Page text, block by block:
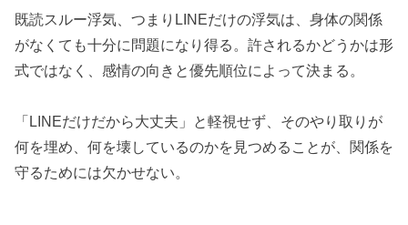
既読スルー浮気、つまりLINEだけの浮気は、身体の関係
がなくても十分に問題になり得る。許されるかどうかは形
式ではなく、感情の向きと優先順位によって決まる。
「LINEだけだから大丈夫」と軽視せず、そのやり取りが
何を埋め、何を壊しているのかを見つめることが、関係を
守るためには欠かせない。